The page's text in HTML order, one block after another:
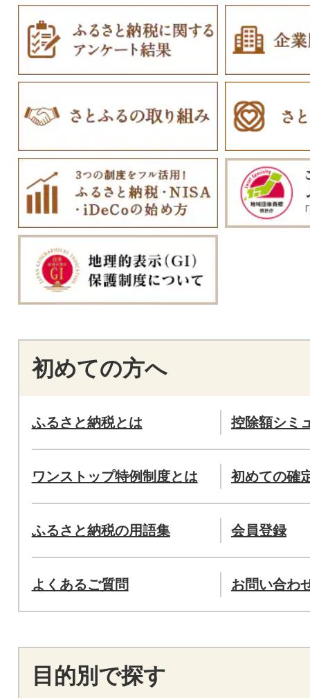
初めての方へ
ふるさと納税とは 控除額シミ
ワンストップ特例制度とは 初めての確
ふるさと納税の用語集 会員登録
よくあるご質問 お問い合わ
目的別で探す